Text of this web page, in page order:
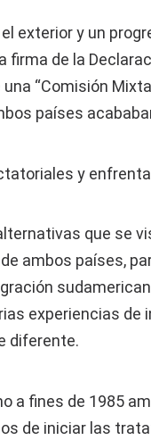
exterior y un
firma de la
“Comisión
países
y
que se
ambos países,
experiencias de
diferente.
a fines de 1985
de iniciar las